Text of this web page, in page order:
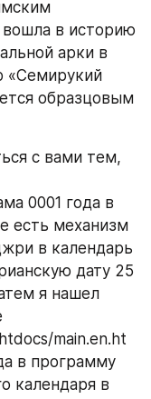
в историю
арки в
«Семирукий
образцовым
с вами тем,
0001 года в
есть механизм
в календарь
дату 25
я нашел
main.en.ht
в программу
календаря в